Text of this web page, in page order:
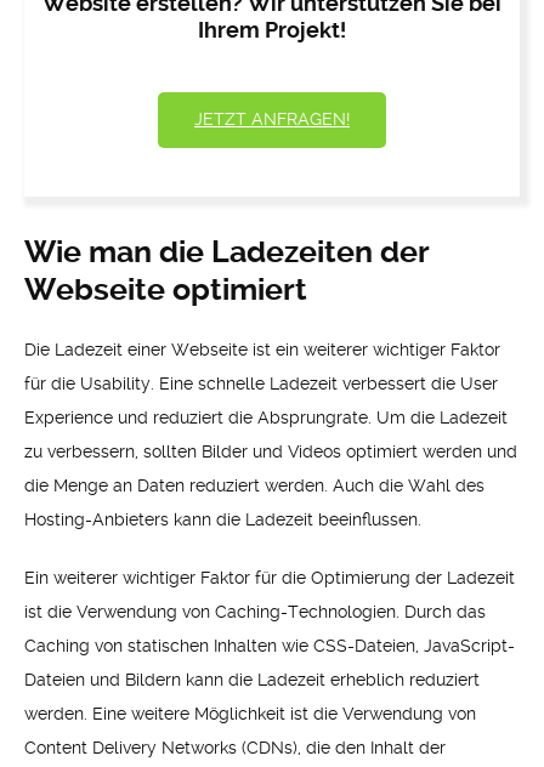
Ihrem Projekt!
JETZT ANFRAGEN!
Wie man die Ladezeiten der
Webseite optimiert
Die Ladezeit einer Webseite ist ein weiterer wichtiger Faktor
für die Usability. Eine schnelle Ladezeit verbessert die User
Experience und reduziert die Absprungrate. Um die Ladezeit
zu verbessern, sollten Bilder und Videos optimiert werden und
die Menge an Daten reduziert werden. Auch die Wahl des
Hosting-Anbieters kann die Ladezeit beeinflussen.
Ein weiterer wichtiger Faktor für die Optimierung der Ladezeit
ist die Verwendung von Caching-Technologien. Durch das
Caching von statischen Inhalten wie CSS-Dateien, JavaScript-
Dateien und Bildern kann die Ladezeit erheblich reduziert
werden. Eine weitere Möglichkeit ist die Verwendung von
Content Delivery Networks (CDNs), die den Inhalt der